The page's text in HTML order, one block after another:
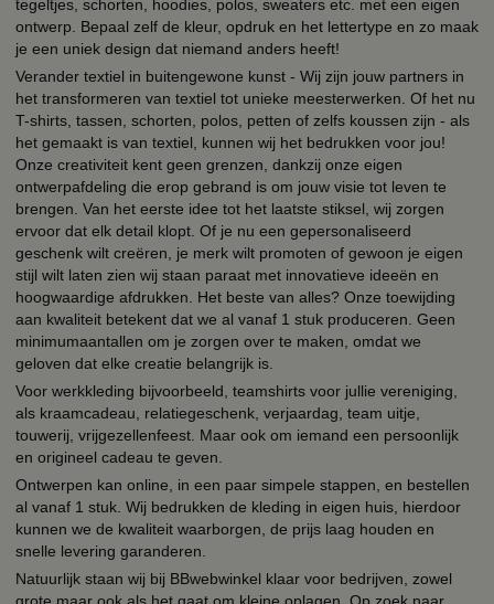
tegeltjes, schorten, hoodies, polos, sweaters etc. met een eigen
ontwerp. Bepaal zelf de kleur, opdruk en het lettertype en zo maak
je een uniek design dat niemand anders heeft!
Verander textiel in buitengewone kunst - Wij zijn jouw partners in
het transformeren van textiel tot unieke meesterwerken. Of het nu
T-shirts, tassen, schorten, polos, petten of zelfs koussen zijn - als
het gemaakt is van textiel, kunnen wij het bedrukken voor jou!
Onze creativiteit kent geen grenzen, dankzij onze eigen
ontwerpafdeling die erop gebrand is om jouw visie tot leven te
brengen. Van het eerste idee tot het laatste stiksel, wij zorgen
ervoor dat elk detail klopt. Of je nu een gepersonaliseerd
geschenk wilt creëren, je merk wilt promoten of gewoon je eigen
stijl wilt laten zien wij staan paraat met innovatieve ideeën en
hoogwaardige afdrukken. Het beste van alles? Onze toewijding
aan kwaliteit betekent dat we al vanaf 1 stuk produceren. Geen
minimumaantallen om je zorgen over te maken, omdat we
geloven dat elke creatie belangrijk is.
Voor werkkleding bijvoorbeeld, teamshirts voor jullie vereniging,
als kraamcadeau, relatiegeschenk, verjaardag, team uitje,
touwerij, vrijgezellenfeest. Maar ook om iemand een persoonlijk
en origineel cadeau te geven.
Ontwerpen kan online, in een paar simpele stappen, en bestellen
al vanaf 1 stuk. Wij bedrukken de kleding in eigen huis, hierdoor
kunnen we de kwaliteit waarborgen, de prijs laag houden en
snelle levering garanderen.
Natuurlijk staan wij bij BBwebwinkel klaar voor bedrijven, zowel